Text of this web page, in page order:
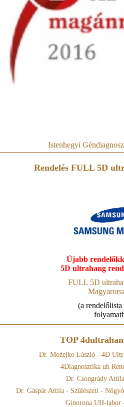
Istenhegyi
Rendelés FULL 5D
Újabb
5D ultrahang
FULL 5D
(a rendelőlista
TOP
Dr. Możejko László - 4D
4Diagnosztika uh
Dr. Csongrády
Dr. Gáspár Attila - Szülészeti -
Ginorona UH-labor